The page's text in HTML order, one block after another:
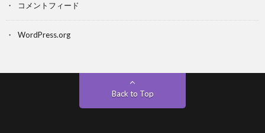
コメントフィード
WordPress.org
Back to Top